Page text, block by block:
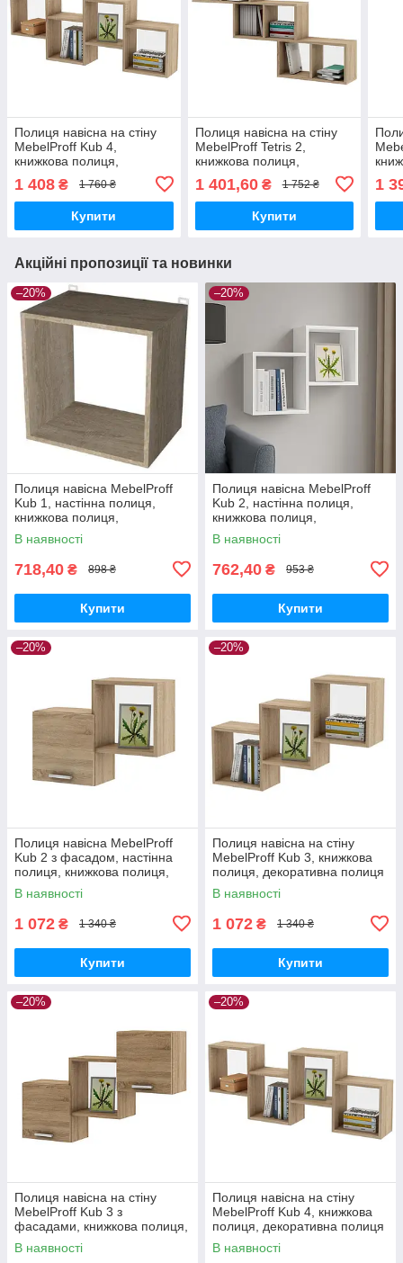
Полиця навісна на стіну
MebelProff Kub 4,
книжкова полиця,
кімнату, будинок.
1 408 ₴ 1 760 ₴
Купити
Полиця навісна на стіну
MebelProff Tetris 2,
книжкова полиця,
кімнату, будинок.
1 401,60₴ 1 752 ₴
Купити
1
Акційні пропозиції та новинки
–20%
Полиця навісна MebelProff
Kub 1, настінна полиця,
книжкова полиця,
декоративна полиця в
кімнату, будинок.
В наявності
718,40 ₴ 898 ₴
Купити
–20%
Полиця навісна MebelProff
Kub 2, настінна полиця,
книжкова полиця,
декоративна полиця в
кімнату, будинок.
В наявності
762,40 ₴ 953 ₴
Купити
–20%
Полиця навісна MebelProff
Kub 2 з фасадом, настінна
полиця, книжкова полиця,
декоративна полиця в
кімнату, будинок.
В наявності
1 072 ₴ 1 340 ₴
Купити
–20%
Полиця навісна на стіну
MebelProff Kub 3, книжкова
полиця, декоративна полиця
в кімнату, будинок.
В наявності
1 072 ₴ 1 340 ₴
Купити
–20%
Полиця навісна на стіну
MebelProff Kub 3 з
фасадами, книжкова полиця,
декоративна полиця в
кімнату, будинок.
В наявності
–20%
Полиця навісна на стіну
MebelProff Kub 4, книжкова
полиця, декоративна полиця
в кімнату, будинок.
В наявності